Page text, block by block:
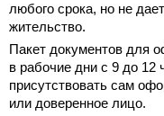
любого срока, но не
жительство.
Пакет документов для
в рабочие дни с 9 до 12
присутствовать сам
или доверенное лицо.